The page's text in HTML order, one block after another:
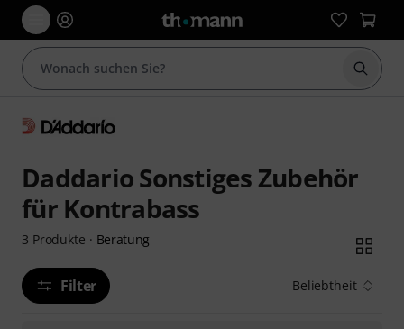
Suche
Daddario Sonstiges Zubehör
für Kontrabass
3 Produkte · Beratung
Filter Beliebtheit